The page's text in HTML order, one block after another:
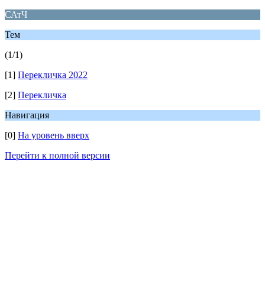
САтЧ
Тем
(1/1)
[1] Перекличка 2022
[2] Перекличка
Навигация
[0] На уровень вверх
Перейти к полной версии